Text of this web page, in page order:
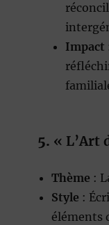
Impact
5. « L’Art
Thème :
Style :
éléments